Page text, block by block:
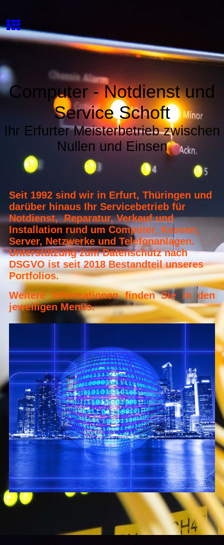
Computer - Notdienst und
Service Schoft
Ihr Erfurter Meisterbetrieb zwischen
Nullen und Einsen
Seit 1992 sind wir in Erfurt, Thüringen und
darüber hinaus Ihr Servicebetrieb für
Notdienst, Reparatur, Verkauf und
Installation rund um Computer, Kassen,
Server, Netzwerke und Telefonanlagen.
Unterstützung zum Datenschutz nach
DSGVO ist seit 2018 Bestandteil unseres
Portfolios.
Weitere Informationen finden Sie in den
jeweiligen Menüs.